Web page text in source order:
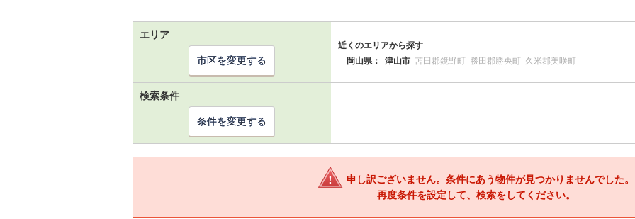
エリア
近くのエリアから探す
岡山県：
津山市 苫田郡鏡野町 勝田郡勝央町 久米郡美咲町
市区を変更する
検索条件
条件を変更する
申し訳ございません。条件にあう物件が見つかりませんでした。
再度条件を設定して、検索をしてください。